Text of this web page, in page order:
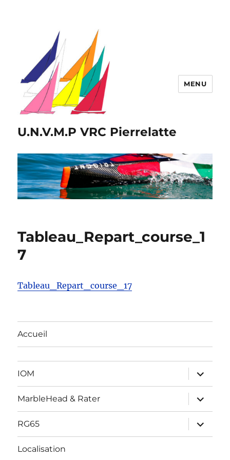
U.N.V.M.P VRC Pierrelatte
MENU
Tableau_Repart_course_1
7
Tableau_Repart_course_17
Accueil
IOM
ouvrir
le
sous-
menu
MarbleHead & Rater
ouvrir
le
sous-
menu
RG65
ouvrir
le
sous-
Localisation